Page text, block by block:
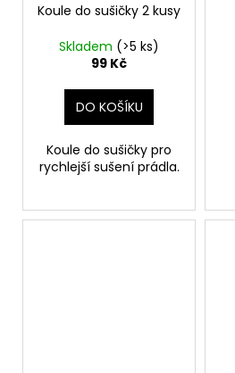
Koule do sušičky 2 kusy
Skladem (>5 ks)
99 Kč
DO KOŠÍKU
Koule do sušičky pro
rychlejší sušení prádla.